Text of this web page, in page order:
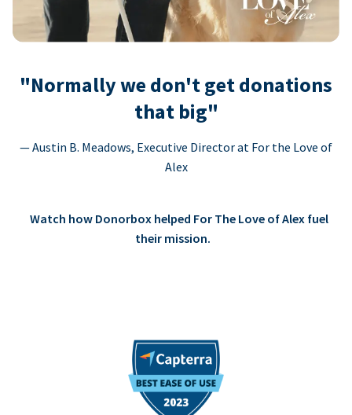
"Normally we don't get donations
that big"
— Austin B. Meadows, Executive Director at For the Love of
Alex
Watch how Donorbox helped For The Love of Alex fuel
their mission.